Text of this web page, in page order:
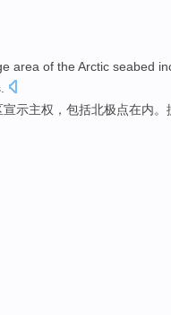
area of the Arctic seabed
宣示主权， 包括北极点在内。